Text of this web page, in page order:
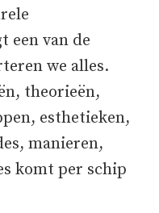
een van de
we alles.
theorieën,
esthetieken,
manieren,
komt per schip